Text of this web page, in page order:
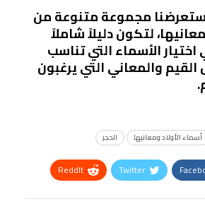
مجموعة متنوعة من
لتكون دليلاً شاملاً
الأسماء التي تناسب
والمعاني التي يرغبون
أسماء الأولاد ومعانيها الحجر
Twitter
ReddIt